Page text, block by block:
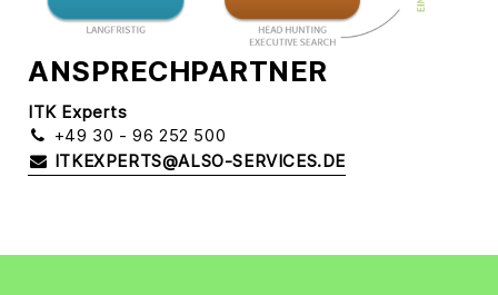
ANSPRECHPARTNER
ITK Experts
+49 30 - 96 252 500
ITKEXPERTS@ALSO-SERVICES.DE